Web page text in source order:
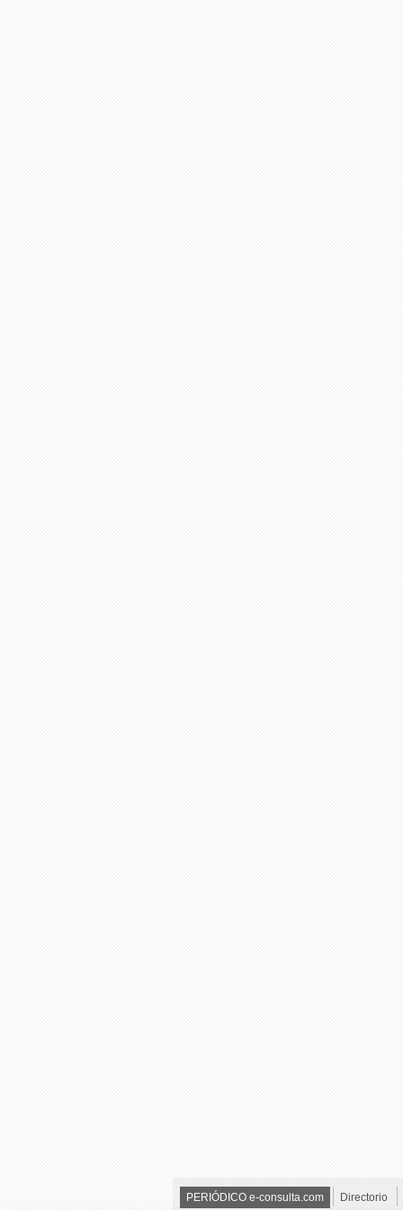
PERIÓDICO e-consulta.com Directorio